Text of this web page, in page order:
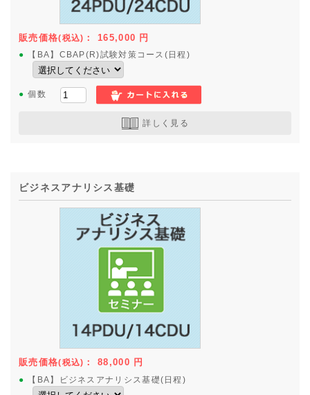
販売価格(税込) ： 165,000 円
● 【BA】CBAP(R)試験対策コース(日程)
● 個数
詳しく見る
ビジネスアナリシス基礎
販売価格(税込) ：88,000 円
● 【BA】ビジネスアナリシス基礎(日程)